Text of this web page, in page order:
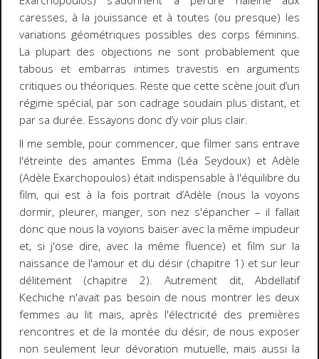
caresses, à la jouissance et à toutes (ou presque) les
variations géométriques possibles des corps féminins.
La plupart des objections ne sont probablement que
tabous et embarras intimes travestis en arguments
critiques ou théoriques. Reste que cette scène jouit d’un
régime spécial, par son cadrage soudain plus distant, et
par sa durée. Essayons donc d’y voir plus clair.
Il me semble, pour commencer, que filmer sans entrave
l'étreinte des amantes Emma (Léa Seydoux) et Adèle
(Adèle Exarchopoulos) était indispensable à l'équilibre du
film, qui est à la fois portrait d’Adèle (nous la voyons
dormir, pleurer, manger, son nez s'épancher – il fallait
donc que nous la voyions baiser avec la même impudeur
et, si j'ose dire, avec la même fluence) et film sur la
naissance de l'amour et du désir (chapitre 1) et sur leur
délitement (chapitre 2). Autrement dit, Abdellatif
Kechiche n'avait pas besoin de nous montrer les deux
femmes au lit mais, après l'électricité des premières
rencontres et de la montée du désir, de nous exposer
non seulement leur dévoration mutuelle, mais aussi la